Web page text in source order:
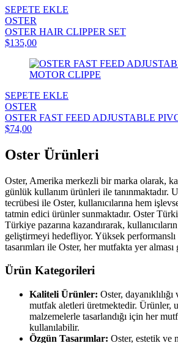
SEPETE EKLE
OSTER
OSTER HAIR CLIPPER SET
$135,00
SEPETE EKLE
OSTER
OSTER FAST FEED ADJUSTABLE
$74,00
Oster Ürünleri
Oster, Amerika merkezli bir marka olarak,
günlük kullanım ürünleri ile tanınmaktadır.
tecrübesi ile Oster, kullanıcılarına hem
tatmin edici ürünler sunmaktadır. Oster
Türkiye pazarına kazandırarak,
geliştirmeyi hedefliyor. Yüksek
tasarımları ile Oster, her mutfakta yer
Ürün Kategorileri
Kaliteli Ürünler: Oster,
mutfak aletleri üretmektedir. Ürünler,
malzemelerle tasarlandığı için her
kullanılabilir.
Özgün Tasarımlar: Oster, estetik ve